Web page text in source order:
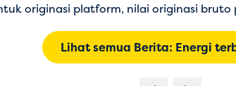
originasi platform, nilai originasi bruto
Lihat semua Berita: Energi